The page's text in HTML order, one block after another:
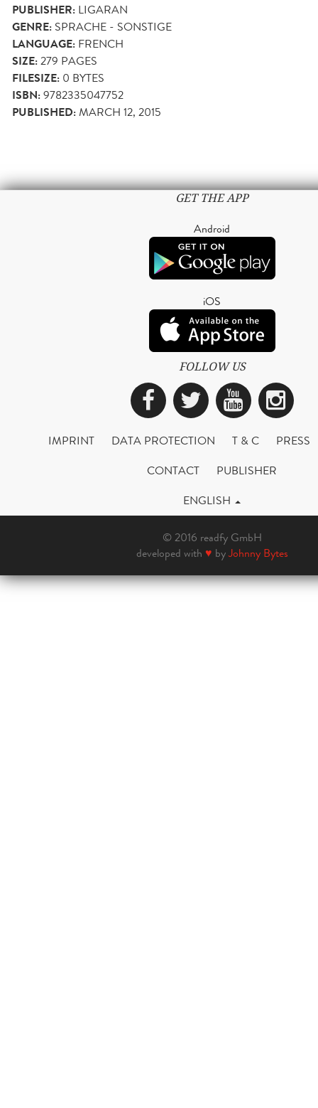
PUBLISHER: LIGARAN
GENRE: SPRACHE - SONSTIGE
LANGUAGE: FRENCH
SIZE:279 PAGES
FILESIZE: 0 BYTES
ISBN:9782335047752
PUBLISHED:MARCH 12, 2015
GET THE APP
Android
iOS
FOLLOW US
Facebook
Twitter
IMPRINT DATA PROTECTION T & C
PRESS
CONTACT
PUBLISHER
ENGLISH
© 2016 readfy GmbH
developed with ♥ byJohnny Bytes